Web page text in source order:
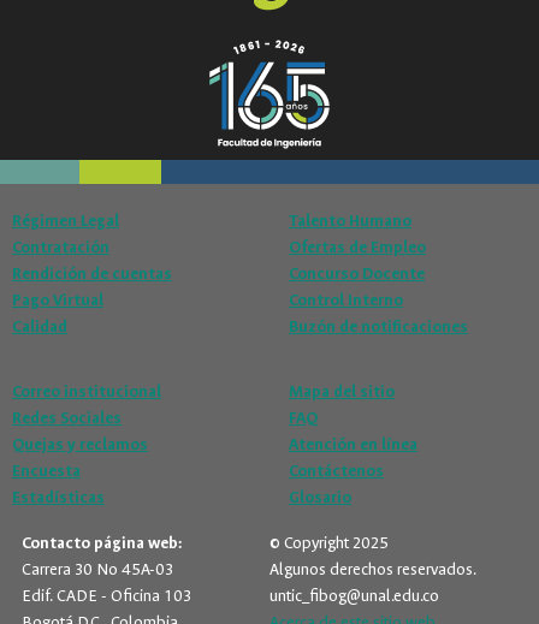
Régimen Legal
Contratación
Rendición de cuentas
Pago Virtual
Calidad
Talento Humano
Ofertas de Empleo
Concurso Docente
Control Interno
Buzón de notificaciones
Correo institucional
Redes Sociales
Quejas y reclamos
Encuesta
Estadísticas
Mapa del sitio
FAQ
Atención en línea
Contáctenos
Glosario
Contacto página web:
Carrera 30 No 45A-03
Edif. CADE - Oficina 103
© Copyright 2025
Algunos derechos reservados.
untic_fibog@unal.edu.co